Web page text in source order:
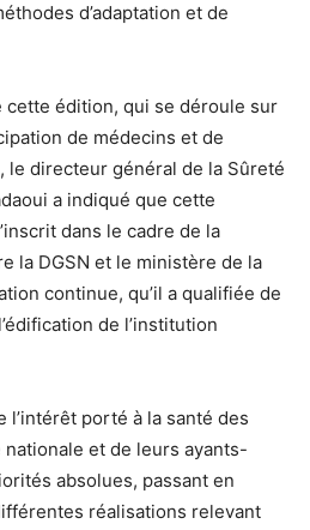
d’adaptation et de
cette édition, qui se déroule sur
de médecins et de
le directeur général de la Sûreté
a indiqué que cette
dans le cadre de la
la DGSN et le ministère de la
continue, qu’il a qualifiée de
de l’institution
l’intérêt porté à la santé des
et de leurs ayants-
absolues, passant en
réalisations relevant